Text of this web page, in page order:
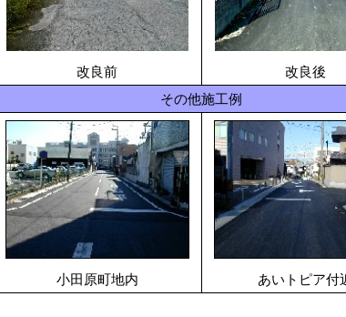
改良前
改良後
その他施工例
小田原町地内 あいトピア付